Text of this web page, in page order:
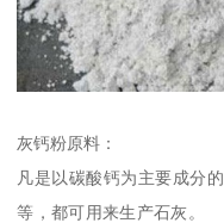
灰钙粉原料：
凡是以碳酸钙为主要成分
等，都可用来生产石灰。